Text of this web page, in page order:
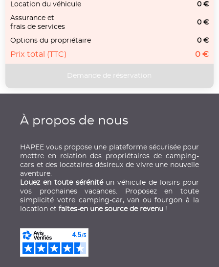
Location du véhicule
0 €
Assurance et
frais de services
0 €
Options du propriétaire 0 €
Prix total (TTC) 0 €
À propos de nous
HAPEE vous propose une plateforme sécurisée pour
mettre en relation des propriétaires de camping-
cars et des locataires désireux de vivre une nouvelle
aventure.
Louez en toute sérénitéun véhicule de loisirs pour
vos prochaines vacances. Proposez en toute
simplicité votre camping-car, van ou fourgon à la
location etfaites-en une source de revenu !